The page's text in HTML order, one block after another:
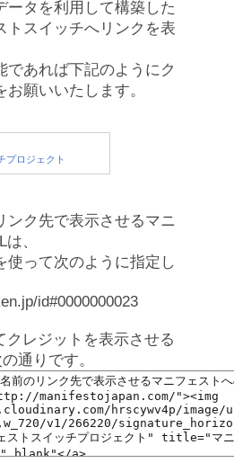
ータを利用して構築した
トスイッチへリンクを表
であれば下記のようにク
願いいたします。
ンク先で表示させるマニ
、
使って次のように指定し
id#0000000023
クレジットを表示させる
通りです。